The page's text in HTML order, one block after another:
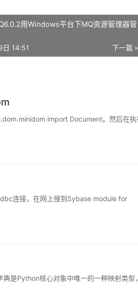
用Windows平台下MQ资源管理器管
下一篇 »
日 14:51
import Document。然后在执
连接，在网上搜到Sybase module for
是Python核心对象中唯一的一种映射类型